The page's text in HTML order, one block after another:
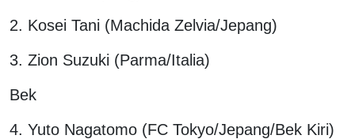
2. Kosei Tani (Machida Zelvia/Jepang)
3. Zion Suzuki (Parma/Italia)
Bek
4. Yuto Nagatomo (FC Tokyo/Jepang/Bek Kiri)